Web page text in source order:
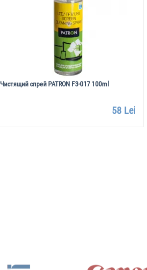
Чистящий спрей PATRON F3-017 100ml
58 Lei